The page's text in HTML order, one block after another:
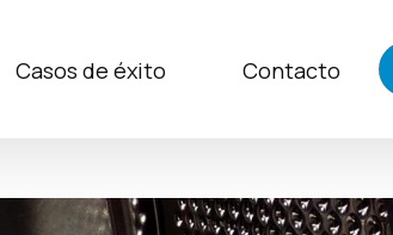
Casos de éxito Contacto